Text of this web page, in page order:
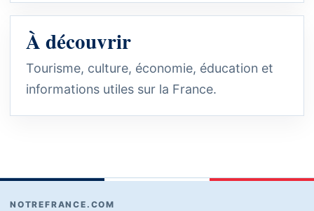
À découvrir
Tourisme, culture, économie, éducation et
informations utiles sur la France.
NOTREFRANCE.COM